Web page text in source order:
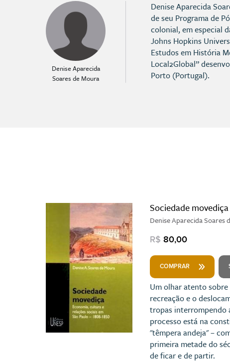
Denise Aparecida
Soares de Moura
Denise Aparecida
de seu Programa de
colonial, em especial
Johns Hopkins
Estudos em História
Local2Global”
Porto (Portugal).
Sociedade movediça
Denise Aparecida Soares
R$ 80,00
COMPRAR
Um olhar atento
recreação e o
tropas interrompendo
processo está na
"têmpera andeja" –
primeira metade do
de ficar e de partir.